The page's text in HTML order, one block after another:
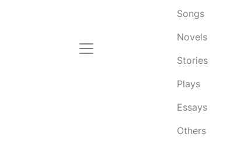
Songs
Novels
Stories
Plays
Essays
Others